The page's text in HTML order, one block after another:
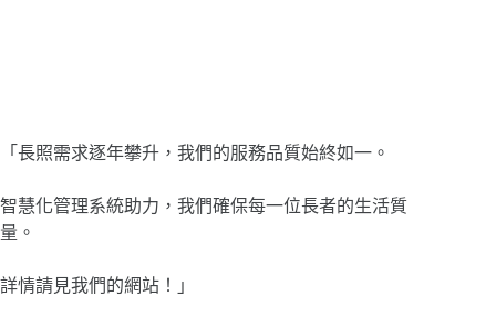
「長照需求逐年攀升，我們的服務品質始終如一。
智慧化管理系統助力，我們確保每一位長者的生活質
量。
詳情請見我們的網站！」